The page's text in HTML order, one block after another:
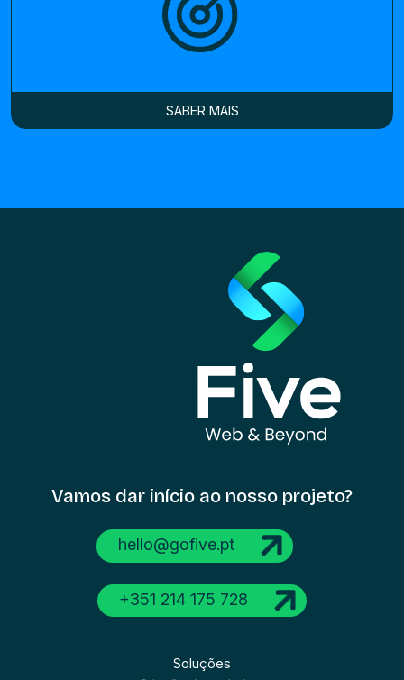
SABER MAIS
Vamos dar início ao nosso projeto?
hello@gofive.pt
+351 214 175 728
Soluções